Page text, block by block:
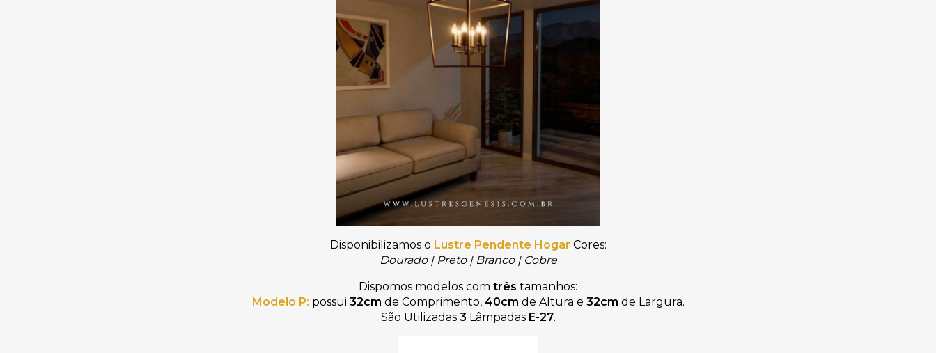
Disponibilizamos o Lustre Pendente Hogar Cores:
Dourado | Preto|Branco|Cobre
Dispomos modelos com três tamanhos:
Modelo P: possui 32cm de Comprimento,40cm de Altura e 32cm de Largura.
São Utilizadas 3 LâmpadasE-27.